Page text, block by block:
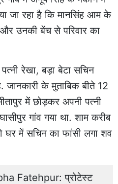
जा रहा है कि मानसिंह आम के
और उनकी बेंच से परिवार का
रेखा, बड़ा बेटा सचिन
के मुताबिक बीते 12
में छोड़कर अपनी पत्नी
गांव गया था. शाम करीब
में सचिन का फांसी लगा शव
Fatehpur: प्रोटेस्ट